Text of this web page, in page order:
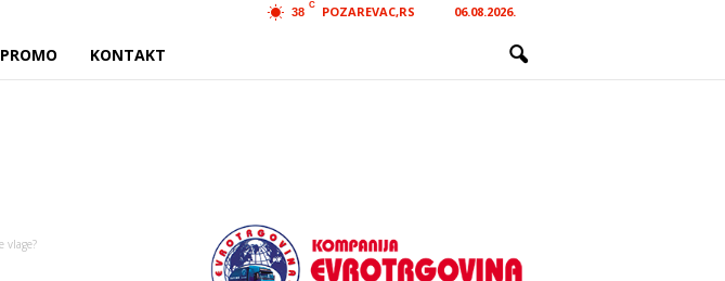
38
C POZAREVAC,RS 06.08.2026.
PROMO KONTAKT
vlage?